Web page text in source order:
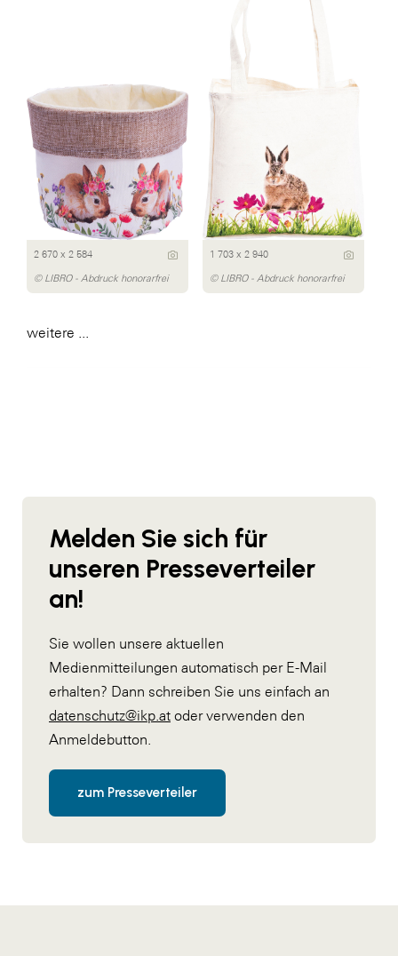
2 670 x 2 584
© LIBRO - Abdruck honorarfrei
1 703 x 2 940
© LIBRO - Abdruck honorarfrei
weitere ...
Melden Sie sich für
unseren Presseverteiler
an!
Sie wollen unsere aktuellen
Medienmitteilungen automatisch per E-Mail
erhalten? Dann schreiben Sie uns einfach an
datenschutz@ikp.at oder verwenden den
Anmeldebutton.
zum Presseverteiler